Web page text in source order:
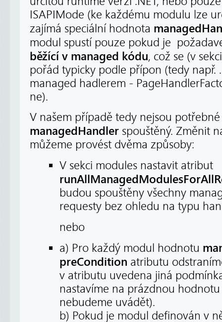
ISAPIMode (ke každému modulu lze
zajímá speciální hodnota
modul spustí pouze pokud je
běžící v managed kódu, což se (v
pořád typicky podle přípon (tedy např.
managed hadlerem -
ne).
V našem případě tedy nejsou
managedHandler spouštěný. Změnit
můžeme provést dvěma způsoby:
V sekci modules nastavit atribut
budou spouštěny všechny
requesty bez ohledu na typu
nebo
a) Pro každý modul hodnotu
preCondition atributu
v atributu uvedena jiná
nastavíme na prázdnou
nebudeme uvádět).
b) Pokud je modul definován v